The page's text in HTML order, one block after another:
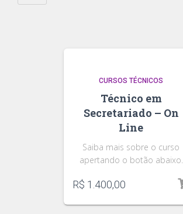
CURSOS TÉCNICOS
Técnico em
Secretariado – On
Line
Saiba mais sobre o curso
apertando o botão abaixo.
R$ 1.400,00